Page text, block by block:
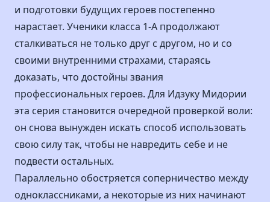
и подготовки будущих героев постепенно
нарастает. Ученики класса 1-A продолжают
сталкиваться не только друг с другом, но и со
своими внутренними страхами, стараясь
доказать, что достойны звания
профессиональных героев. Для Идзуку Мидории
эта серия становится очередной проверкой воли:
он снова вынужден искать способ использовать
свою силу так, чтобы не навредить себе и не
подвести остальных.
Параллельно обостряется соперничество между
одноклассниками, а некоторые из них начинают